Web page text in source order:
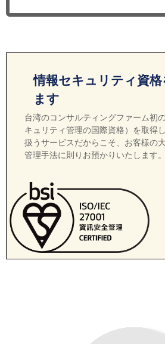
情報セキュリティ資
ます
台湾のコンサルティングファーム初
キュリティ管理の国際資格）を取得
扱うサービスだからこそ、お客様の
管理手法に則りお預かりいたします。